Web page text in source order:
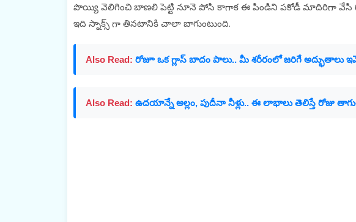
పొయ్యి వెలిగించి బాణలి పెట్టి నూనె పోసి కాగాక ఈ పిండిని పకోడీ మాదిరిగా వేసి
ఇది స్నాక్స్ గా తినటానికి చాలా బాగుంటుంది.
Also Read: రోజూ ఒక గ్లాస్ బాదం పాలు.. మీ శరీరంలో జరిగే అద్భుతాలు
Also Read: ఉదయాన్నే అల్లం, పుదీనా నీళ్లు.. ఈ లాభాలు తెలిస్తే రోజు